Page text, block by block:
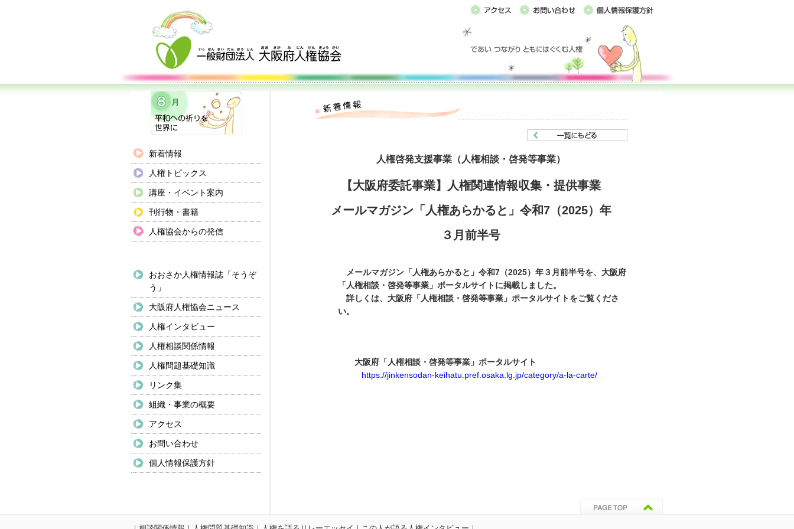
新着情報
人権トピックス
講座・イベント案内
刊行物・書籍
人権協会からの発信
おおさか人権情報誌「そうぞ
う」
大阪府人権協会ニュース
人権インタビュー
人権相談関係情報
人権問題基礎知識
リンク集
組織・事業の概要
アクセス
お問い合わせ
個人情報保護方針
人権啓発支援事業（人権相談・啓発等事業）
【大阪府委託事業】人権関連情報収集・提供事業
メールマガジン「人権あらかると」令和7（2025）年
３月前半号
メールマガジン「人権あらかると」令和7 （2025）年 ３ 月前半号を、大阪府
「人権相談・啓発等事業」ポータルサイトに掲載しました。
詳しくは、大阪府「人権相談・啓発等事業」ポータルサイトをご覧くださ
い。
大阪府「人権相談・啓発等事業」ポータルサイト
https://jinkensodan-keihatu.pref.osaka.lg.jp/category/a-la-carte/